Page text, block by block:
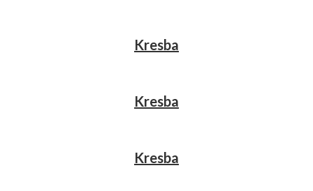
Kresba
Kresba
Kresba